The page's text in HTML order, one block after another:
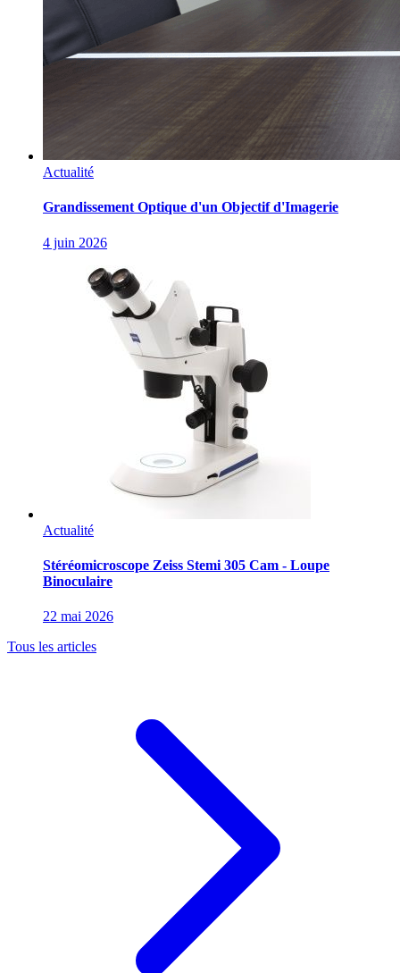
Actualité
Grandissement Optique d'un Objectif d'Imagerie
4 juin 2026
Actualité
Stéréomicroscope Zeiss Stemi 305 Cam - Loupe
Binoculaire
22 mai 2026
Tous les articles